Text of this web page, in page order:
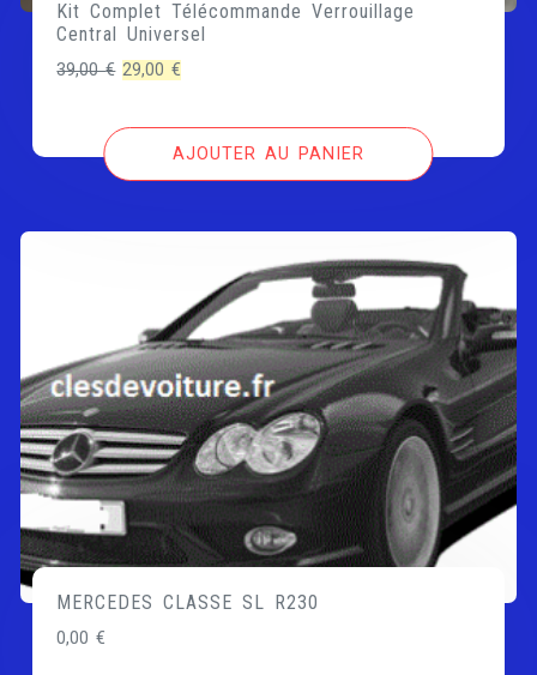
Kit Complet Télécommande Verrouillage
Central Universel
39,00€ Le
initial
29,00€
actuel
est :
AJOUTER AU PANIER
MERCEDES CLASSE SL R230
0,00€